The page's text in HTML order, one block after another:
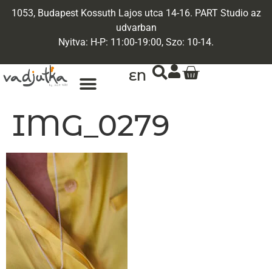
1053, Budapest Kossuth Lajos utca 14-16. PART Studio az
udvarban
Nyitva: H-P: 11:00-19:00, Szo: 10-14.
EN
IMG_0279